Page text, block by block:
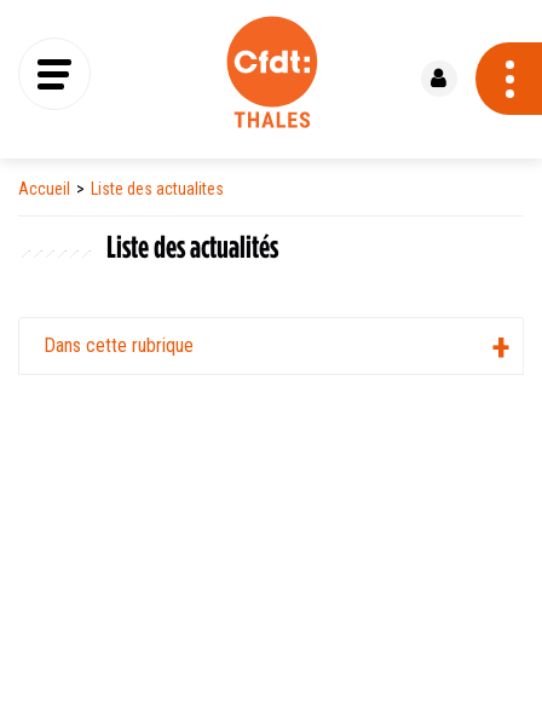
Accueil Liste des actualites
Liste des actualités
Dans cette rubrique